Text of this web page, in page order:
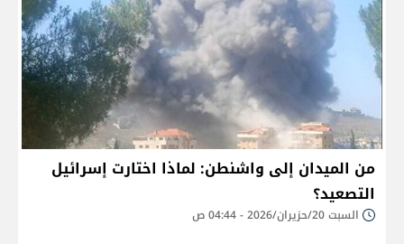
من الميدان إلى واشنطن: لماذا اختارت إسرائيل
التصعيد؟
السبت 20/حزيران/2026 - 04:44 ص